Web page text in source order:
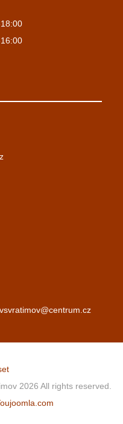
2026 All rights reserved.